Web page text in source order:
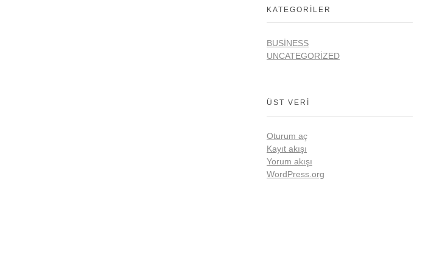
KATEGORILER
BUSINESS
UNCATEGORIZED
ÜST VERI
Oturum aç
Kayıt akışı
Yorum akışı
WordPress.org